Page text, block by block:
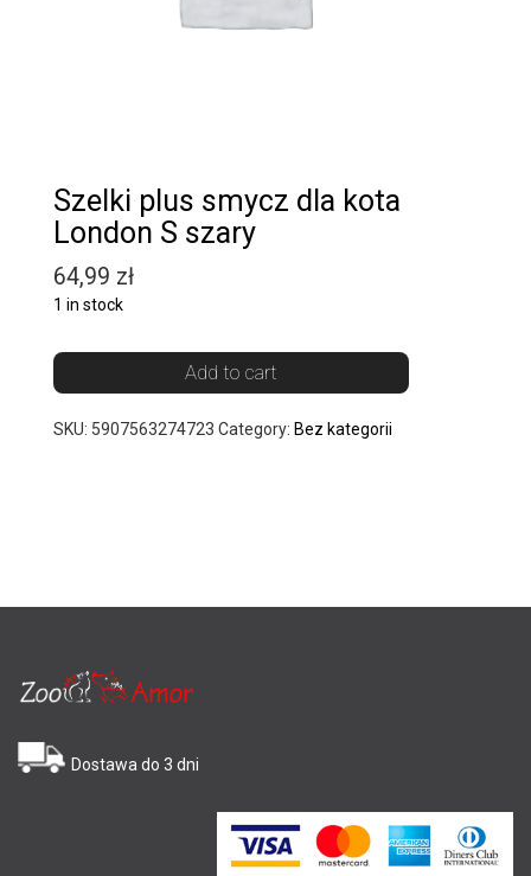
Szelki plus smycz dla kota
London S szary
64,99 zł
1 in stock
Add to cart
SKU: 5907563274723 Category: Bez kategorii
Dostawa do 3 dni